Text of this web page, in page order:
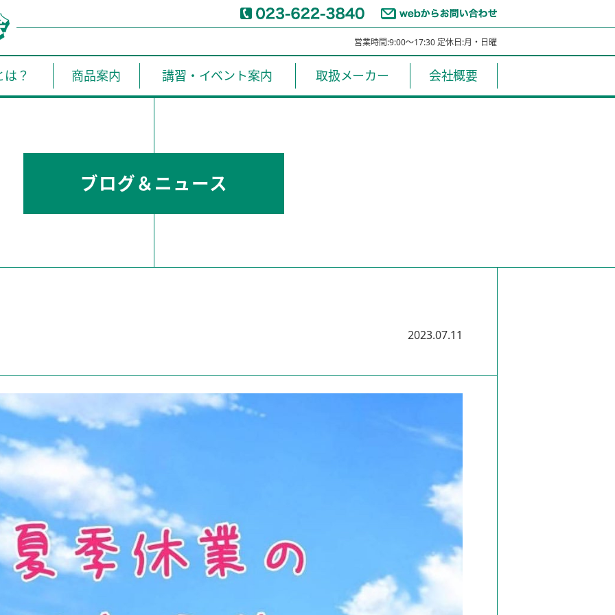
営業時間:9:00～17:30 定休日:月・日曜
？ 商品案内 講習・イベント案内 取扱メーカー 会社概要
ブログ＆ニュース
2023.07.11